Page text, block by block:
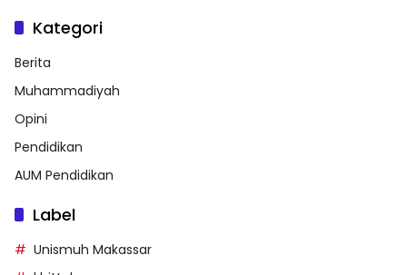
Kategori
Berita
Muhammadiyah
Opini
Pendidikan
AUM Pendidikan
Label
Unismuh Makassar